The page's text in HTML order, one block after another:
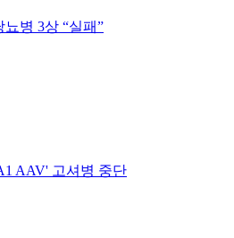
병 3상 “실패”
AAV' 고셔병 중단